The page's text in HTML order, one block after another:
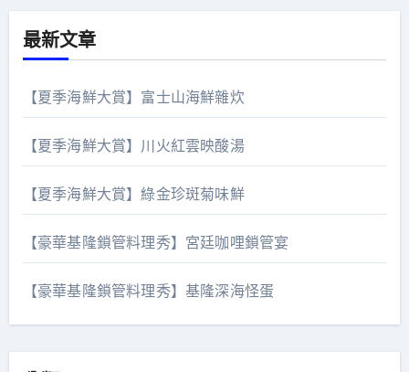
最新文章
【夏季海鮮大賞】富士山海鮮雜炊
【夏季海鮮大賞】川火紅雲映酸湯
【夏季海鮮大賞】綠金珍斑菊味鮮
【豪華基隆鎖管料理秀】宮廷咖哩鎖管宴
【豪華基隆鎖管料理秀】基隆深海怪蛋